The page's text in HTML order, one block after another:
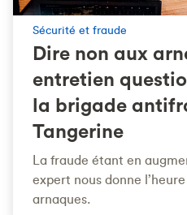
Sécurité et fraude
Dire non aux
entretien
la brigade
Tangerine
La fraude étant en
expert nous donne
arnaques.